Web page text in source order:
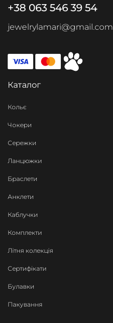
+38 063 546 39 54
jewelrylamari@gmail.com
Каталог
Кольє
Чокери
Сережки
Ланцюжки
Браслети
Анклети
Каблучки
Комплекти
Літня колекція
Сертифікати
Булавки
Пакування